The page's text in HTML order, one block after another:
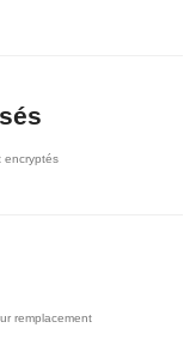
encryptés
remplacement